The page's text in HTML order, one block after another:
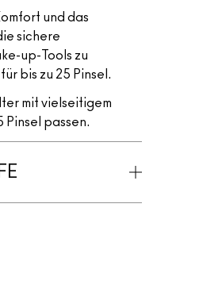
und das
sichere
up-Tools zu
bis zu 25 Pinsel.
mit vielseitigem
Pinsel passen.